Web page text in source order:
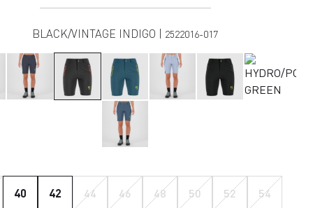
BLACK/VINTAGE INDIGO | 2522016-017
40 42 44 46 48 50 52 54